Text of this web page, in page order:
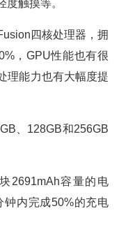
触摸等。
四核处理器，拥
，GPU性能也有很
理能力也有大幅度提
、128GB和256GB
2691mAh容量的电
钟内完成50%的充电